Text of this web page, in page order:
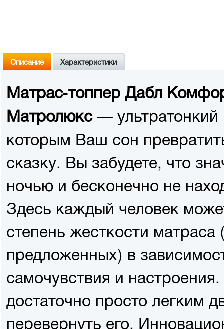
Описание Характеристики
Матрас-топпер Дабл
Матролюкс— ультратонкий
которым Ваш сон
сказку. Вы забудете, что
ночью и бесконечно не
Здесь каждый человек
степень жесткости матраса
предложенных) в
самочувствия и
достаточно просто легким
перевернуть его.